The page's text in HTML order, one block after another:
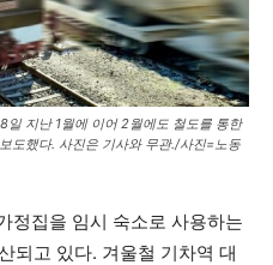
지난 1월에 이어 2월에도 철도를 통한
도했다. 사진은 기사와 무관./사진=노동
정집을 임시 숙소로 사용하는
되고 있다. 겨울철 기차역 대